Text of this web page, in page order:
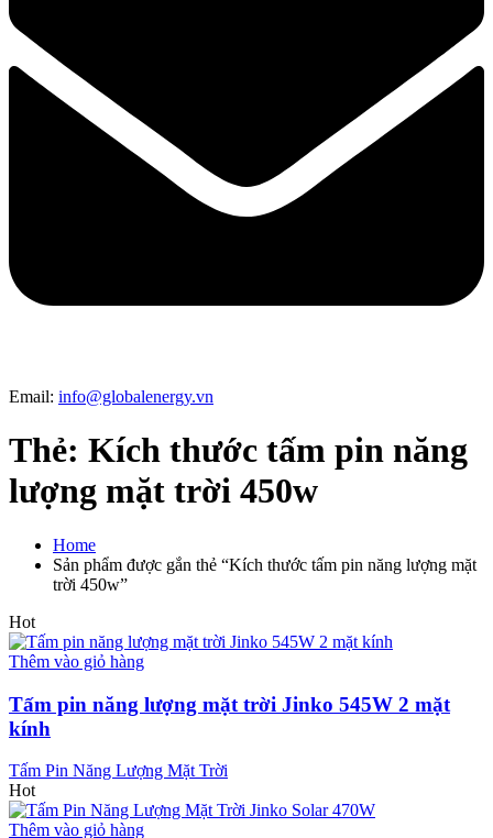
Email: info@globalenergy.vn
Thẻ: Kích thước tấm pin năng
lượng mặt trời 450w
Home
Sản phẩm được gắn thẻ “Kích thước tấm pin năng lượng mặt
trời 450w”
Hot
Thêm vào giỏ hàng
Tấm pin năng lượng mặt trời Jinko 545W 2 mặt
kính
Tấm Pin Năng Lượng Mặt Trời
Hot
Thêm vào giỏ hàng